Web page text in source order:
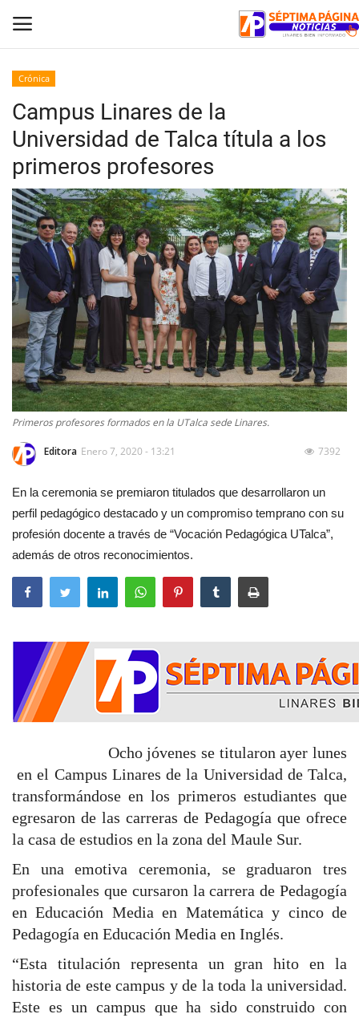
Inicio
Crónica
Policial
Tribunales
Deporte
Política
Espectáculos
Crónica
Campus Linares de la
Universidad de Talca títula a los
primeros profesores
Primeros profesores formados en la UTalca sede Linares.
Editora Enero 7, 2020 - 13:21 7392
En la ceremonia se premiaron titulados que desarrollaron un
perfil pedagógico destacado y un compromiso temprano con su
profesión docente a través de “Vocación Pedagógica UTalca”,
además de otros reconocimientos.
Ocho jóvenes se titularon ayer lunes
en el Campus Linares de la Universidad de Talca,
transformándose en los primeros estudiantes que
egresaron de las carreras de Pedagogía que ofrece
la casa de estudios en la zona del Maule Sur.
En una emotiva ceremonia, se graduaron tres
profesionales que cursaron la carrera de Pedagogía
en Educación Media en Matemática y cinco de
Pedagogía en Educación Media en Inglés.
“Esta titulación representa un gran hito en la
historia de este campus y de la toda la universidad.
Este es un campus que ha sido construido con